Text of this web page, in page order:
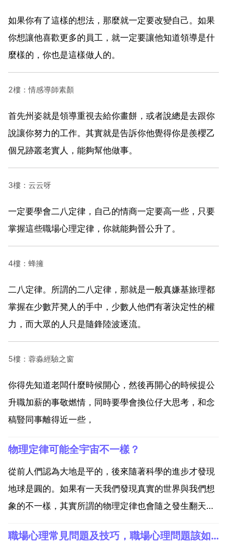
如果你有了這樣的想法，那麼就一定要改變自己。如果
你想讓他喜歡更多的員工，就一定要讓他知道領導是什
麼樣的，你也是這樣做人的。
2樓：情感導師素顏
首先州姿就是領導重視去給你畫餅，或者說總是去跟你
說讓你努力的工作。其實就是告訴你他覺得你是羨櫻乙
個兄跡叢老實人，能夠幫他做事。
3樓：云云呀
一定要學會二八定律，自己的情商一定要高一些，只要
掌握這些職場心理定律，你就能夠晉公升了。
4樓：蜂擁
二八定律。所謂的二八定律，那就是一般真嫌基旅理都
掌握在少數芹凳人的手中，少數人他們有著決定性的權
力，而大眾的人只是隨鋒陸波逐流。
5樓：蓉淼經驗之窗
你得先知道老闆什麼時候開心，然後再開心的時候提公
升職加薪的事敬燃情，同時要學會換位仔大思考，和念
稿豎同事離得近一些，
物理定律可能全宇宙不一樣？
從前人們認為大地是平的，後來隨著科學的進步才發現
地球是圓的。如果有一天我們發現真實的世界與我們想
象的不一樣，其實所謂的物理定律也會隨之發生翻天覆
別多的特殊地方。確實，以我們現在所知道的知識，無職場心理常見問題及技巧，職場心理問題該如何解決？